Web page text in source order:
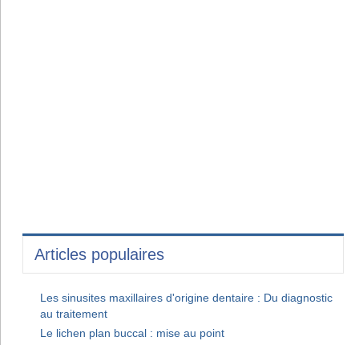
Articles populaires
Les sinusites maxillaires d'origine dentaire : Du diagnostic
au traitement
Le lichen plan buccal : mise au point